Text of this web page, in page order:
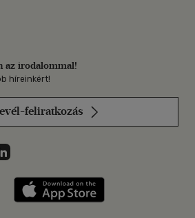
az irodalommal!
híreinkért!
feliratkozás
on
az Instagramon
Libri a LinkedInen
Libri applikáció Szerezd meg: Google